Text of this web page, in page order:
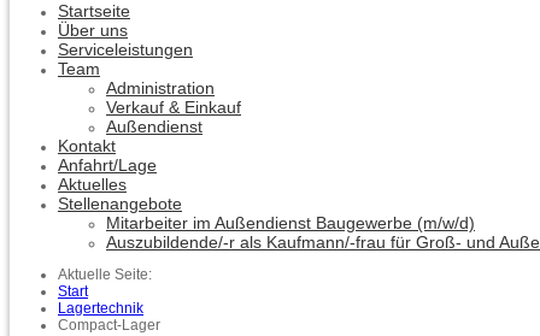
Startseite
Über uns
Serviceleistungen
Team
Administration
Verkauf & Einkauf
Außendienst
Kontakt
Anfahrt/Lage
Aktuelles
Stellenangebote
Mitarbeiter im Außendienst Baugewerbe (m/w/d)
Auszubildende/-r als Kaufmann/-frau für Groß- und
Aktuelle Seite:
Start
Lagertechnik
Compact-Lager